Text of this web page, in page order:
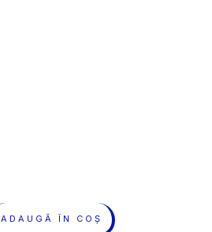
ADAUGĂ ÎN COȘ